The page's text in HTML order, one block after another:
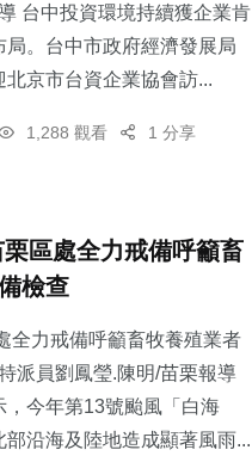
台中投資環境持續獲企業肯
。台中市政府經濟發展局
京市台資企業協會訪...
1,288 觀看 1 分享
區處全力戒備呼籲畜
檢查
全力戒備呼籲畜牧養殖業者
派員劉鳳瑩.陳明/苗栗報導
今年第13號颱風「白海
沿海及陸地造成顯著風雨...
233 + 161
社會 健康